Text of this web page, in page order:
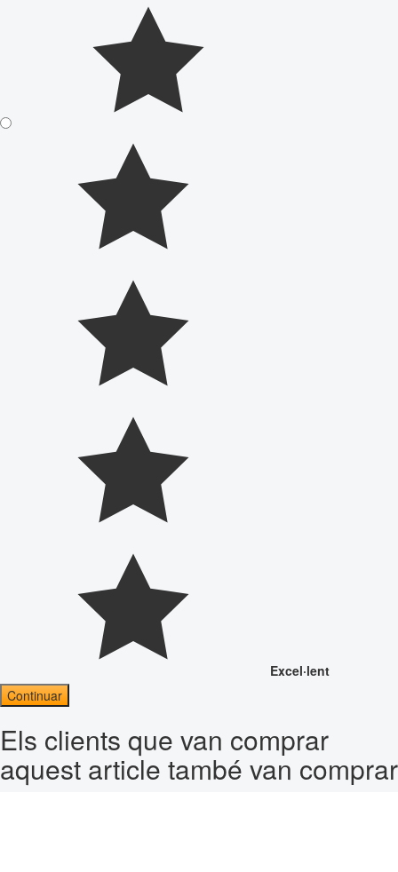
Excel·lent
Continuar
Els clients que van comprar
aquest article també van comprar